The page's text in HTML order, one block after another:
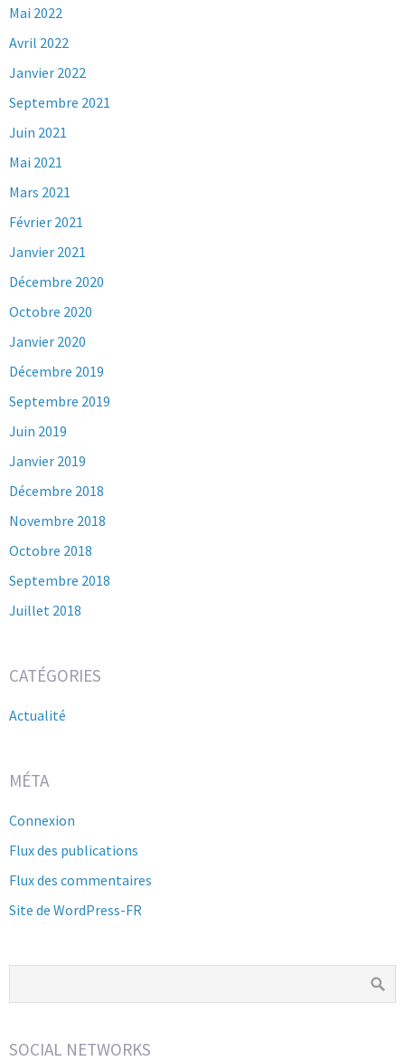
Mai 2022
Avril 2022
Janvier 2022
Septembre 2021
Juin 2021
Mai 2021
Mars 2021
Février 2021
Janvier 2021
Décembre 2020
Octobre 2020
Janvier 2020
Décembre 2019
Septembre 2019
Juin 2019
Janvier 2019
Décembre 2018
Novembre 2018
Octobre 2018
Septembre 2018
Juillet 2018
CATÉGORIES
Actualité
MÉTA
Connexion
Flux des publications
Flux des commentaires
Site de WordPress-FR
SOCIAL NETWORKS